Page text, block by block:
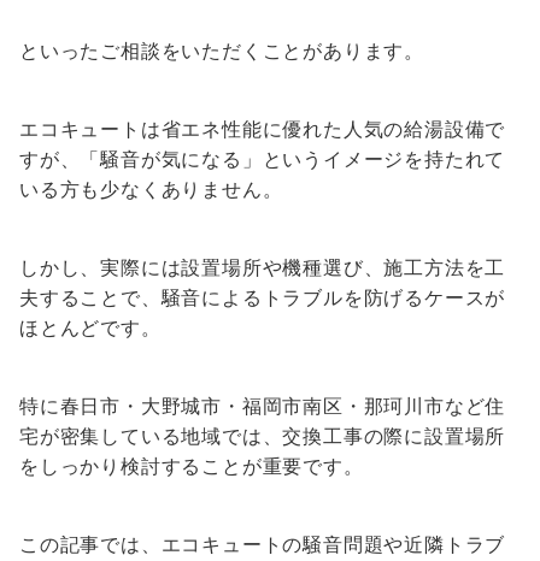
といったご相談をいただくことがあります。
エコキュートは省エネ性能に優れた人気の給湯設備で
すが、「騒音が気になる」というイメージを持たれて
いる方も少なくありません。
しかし、実際には設置場所や機種選び、施工方法を工
夫することで、騒音によるトラブルを防げるケースが
ほとんどです。
特に春日市・大野城市・福岡市南区・那珂川市など住
宅が密集している地域では、交換工事の際に設置場所
をしっかり検討することが重要です。
この記事では、エコキュートの騒音問題や近隣トラブ